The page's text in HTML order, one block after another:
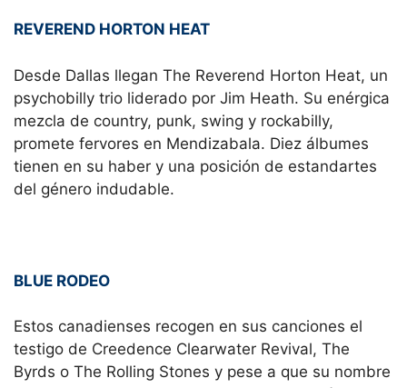
REVEREND HORTON HEAT
Desde Dallas llegan The Reverend Horton Heat, un
psychobilly trio liderado por Jim Heath. Su enérgica
mezcla de country, punk, swing y rockabilly,
promete fervores en Mendizabala. Diez álbumes
tienen en su haber y una posición de estandartes
del género indudable.
BLUE RODEO
Estos canadienses recogen en sus canciones el
testigo de Creedence Clearwater Revival, The
Byrds o The Rolling Stones y pese a que su nombre